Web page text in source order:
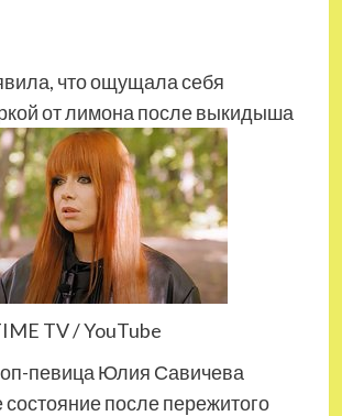
что ощущала себя
от лимона после выкидыша
TV / YouTube
певица Юлия Савичева
после пережитого